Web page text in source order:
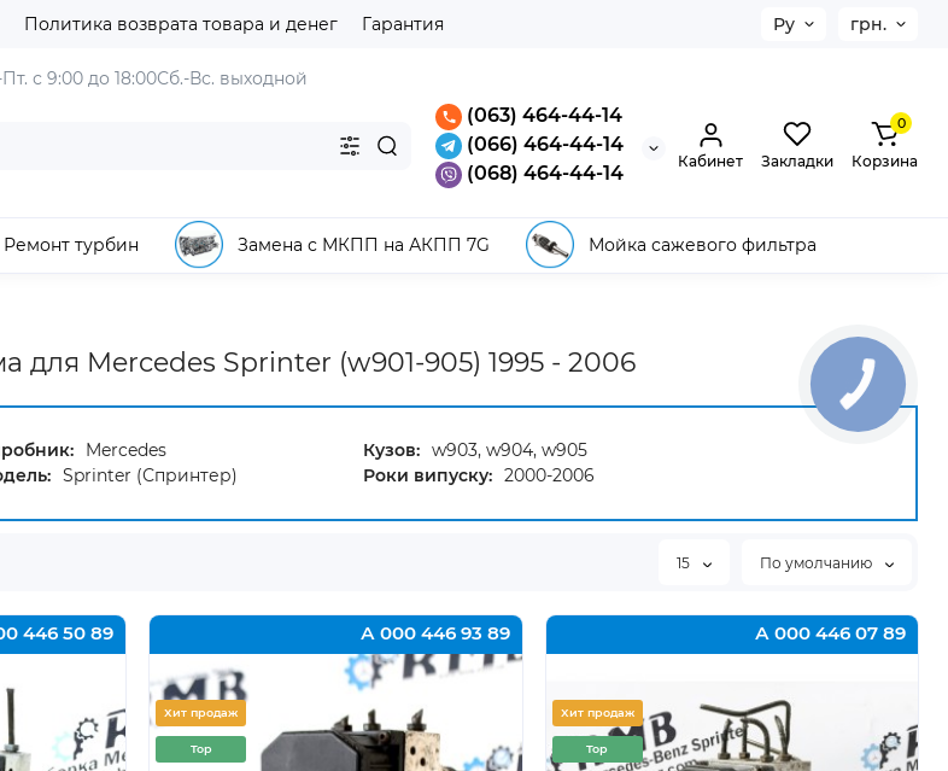
Политика возврата товара и денег Гарантия Ру грн.
с 9:00 до 18:00Сб.-Вс. выходной
(063) 464-44-14
(066) 464-44-14
(068) 464-44-14
Кабинет Закладки
0
Корзина
Ремонт турбин Замена с МКПП на АКПП 7G Мойка сажевого фильтра
для Mercedes Sprinter (w901-905) 1995 - 2006
Mercedes Кузов: w903, w904, w905
Sprinter (Спринтер) Роки випуску: 2000-2006
15 По умолчанию
446 50 89 А 000 446 93 89
Хит продаж
Top
А 000 446 07 89
Хит продаж
Top